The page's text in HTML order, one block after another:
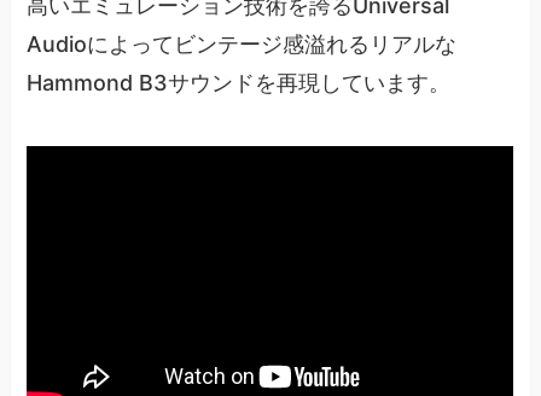
高いエミュレーション技術を誇るUniversal
Audioによってビンテージ感溢れるリアルな
Hammond B3サウンドを再現しています。